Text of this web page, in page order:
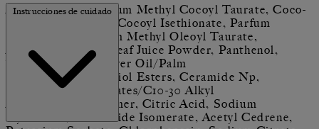
Aqua (Water), Sodium Methyl Cocoyl Taurate, Coco-
Glucoside, Sodium Cocoyl Isethionate, Parfum
(Fragrance), Sodium Methyl Oleoyl Taurate,
Aloe Barbadensis Leaf Juice Powder, Panthenol,
Tocopherol, Safflower Oil/Palm
Oil Aminopropanediol Esters, Ceramide Np,
Niacinamide, Acrylates/C10-30 Alkyl
Acrylate Crosspolymer, Citric Acid, Sodium
Hydroxide, Saccharide Isomerate, Acetyl Cedrene,
Instrucciones de cuidado